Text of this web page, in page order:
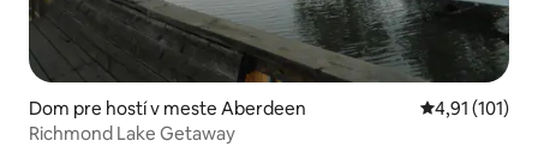
Dom pre hostí v meste Aberdeen Priemerné
4,91 (101)
Richmond Lake Getaway